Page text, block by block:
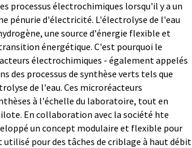
processus électrochimiques lorsqu'il y a un
pénurie d'électricité. L'électrolyse de l'eau
une source d'énergie flexible et
énergétique. C'est pourquoi le
électrochimiques - également appelés
des processus de synthèse verts tels que
de l'eau. Ces microréacteurs
à l'échelle du laboratoire, tout en
En collaboration avec la société hte
un concept modulaire et flexible pour
pour des tâches de criblage à haut débit